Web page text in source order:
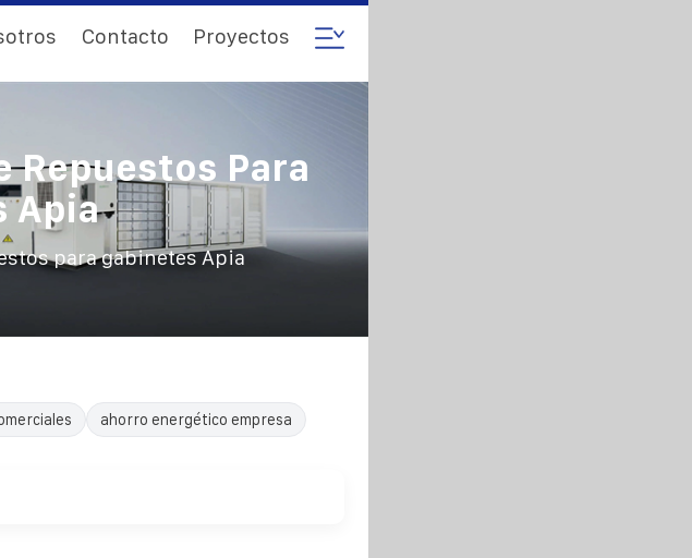
Contacto Proyectos
Repuestos Para
Apia
para gabinetes Apia
ahorro energético empresa